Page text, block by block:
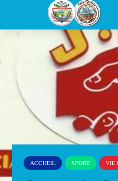
ACCUEIL SPORT VIE